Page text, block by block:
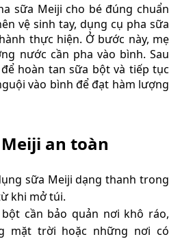
sữa Meiji cho bé đúng chuẩn
vệ sinh tay, dụng cụ pha sữa
thực hiện. Ở bước này, mẹ
nước cần pha vào bình. Sau
hoàn tan sữa bột và tiếp tục
vào bình để đạt hàm lượng
an toàn
sữa Meiji dạng thanh trong
khi mở túi.
cần bảo quản nơi khô ráo,
mặt trời hoặc những nơi có